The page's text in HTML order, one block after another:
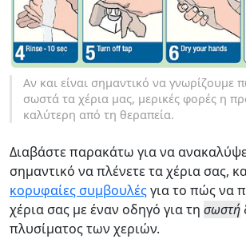
Αν και είναι σημαντικό να γνωρίζουμε
σωστά τα χέρια μας, μερικές φορές η
καλύτερη από τη θεραπεία.
Διαβάστε παρακάτω για να
σημαντικό να πλένετε τα χέρια σας,
κορυφαίες συμβουλέςγια το πώς να
χέρια σας με έναν οδηγό για τη σωστή
πλυσίματος των χεριών.